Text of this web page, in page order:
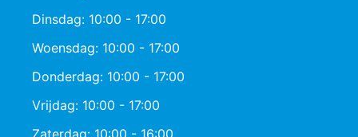
Dinsdag: 10:00 - 17:00
Woensdag: 10:00 - 17:00
Donderdag: 10:00 - 17:00
Vrijdag: 10:00 - 17:00